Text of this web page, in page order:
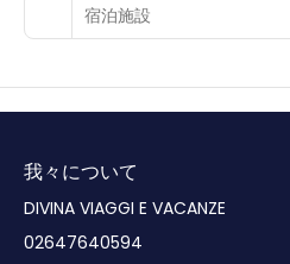
Featured amenities include
宿泊施設
我々について
DIVINA VIAGGI E VACANZE
02647640594